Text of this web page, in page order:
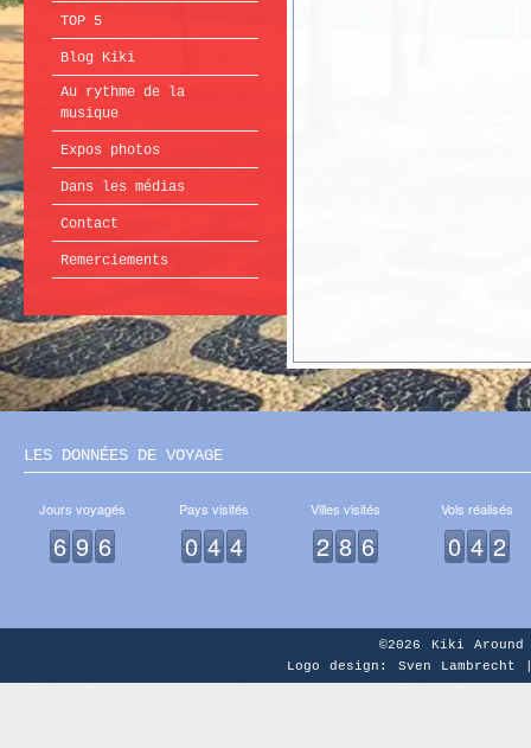
TOP 5
Blog Kiki
Au rythme de la
musique
Expos photos
Dans les médias
Contact
Remerciements
LES DONNÉES DE VOYAGE
Jours voyagés
6 9 6
Pays visités
0 4 4
Villes visités
2 8 6
Vols réalisés
0 4 2
©2026 Kiki Around
Logo design: Sven